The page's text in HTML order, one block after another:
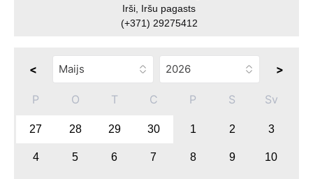
Irši, Iršu pagasts
(+371) 29275412
< >
P O T C P S Sv
27 28 29 30 1 2 3
4 5 6 7 8 9 10